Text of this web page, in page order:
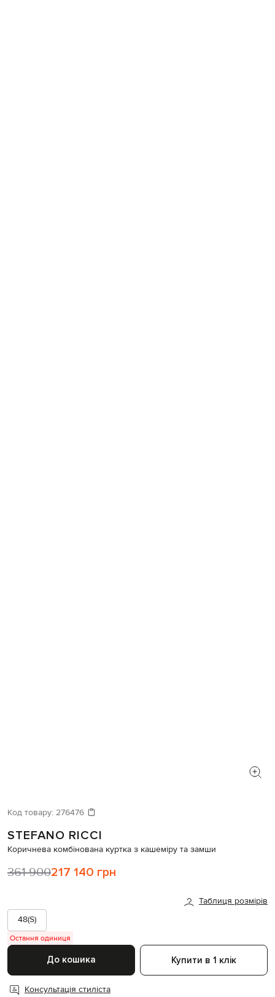
Код товару: 276476
STEFANO RICCI
Коричнева комбінована куртка з кашеміру та замши
361 900217 140 грн
Таблиця розмірів
48(S)
Остання одиниця
До кошика Купити в 1 клік
Консультація стиліста